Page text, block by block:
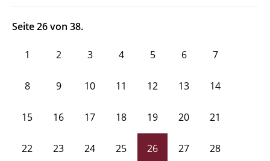
Seite 26 von 38.
1 2 3 4 5 6 7
8 9 10 11 12 13 14
15 16 17 18 19 20 21
22 23 24 25 26 27 28